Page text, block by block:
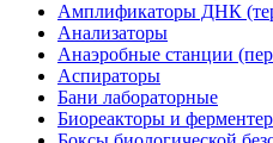
Амплификаторы ДНК
Анализаторы
Анаэробные станции
Аспираторы
Бани лабораторные
Биореакторы и